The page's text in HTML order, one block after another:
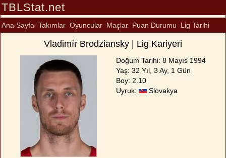
TBLStat.net
Ana Sayfa Takımlar Oyuncular Maçlar Puan Durumu Lig Tarihi
Vladimír Brodziansky | Lig Kariyeri
Doğum Tarihi: 8 Mayıs 1994
Yaş: 32 Yıl, 3 Ay, 1 Gün
Boy: 2.10
Uyruk:
Slovakya